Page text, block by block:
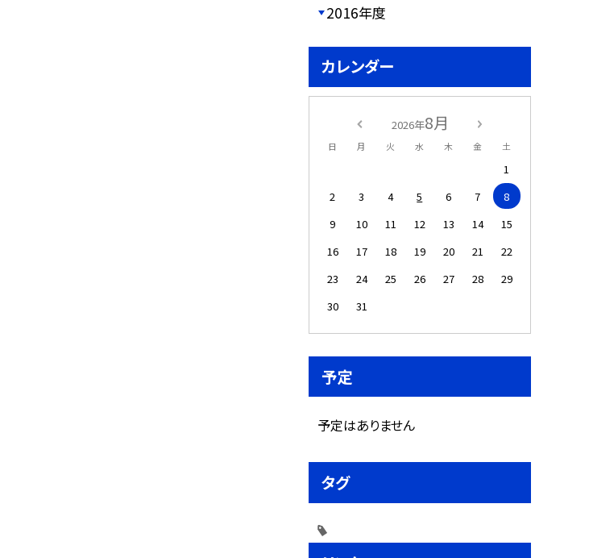
2016年度
カレンダー
2026年8月
日 月 火 水 木 金 土
1
2
3 4 5 6 7
8
9
10 11 12 13 14
15
16
17 18 19 20 21
22
23
24 25 26 27 28
29
30
31
予定
予定はありません
タグ